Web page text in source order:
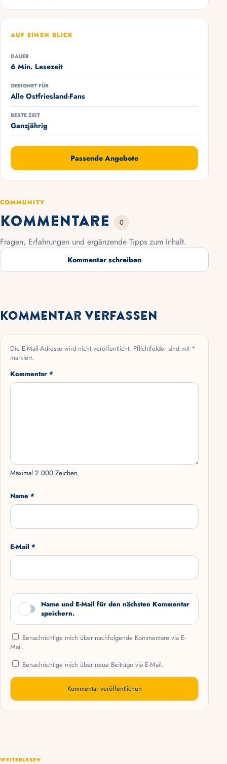
AUF EINEN BLICK
DAUER
6 Min. Lesezeit
GEEIGNET FÜR
Alle Ostfriesland-Fans
BESTE ZEIT
Ganzjährig
Passende Angebote
COMMUNITY
Kommentare 0
Fragen, Erfahrungen und ergänzende Tipps zum Inhalt.
Kommentar schreiben
Kommentar verfassen
Die E-Mail-Adresse wird nicht veröffentlicht. Pflichtfelder sind mit *
markiert.
Kommentar *
Maximal 2.000 Zeichen.
Name *
E-Mail *
Name und E-Mail für den nächsten Kommentar
speichern.
Benachrichtige mich über nachfolgende Kommentare via E-
Mail.
Benachrichtige mich über neue Beiträge via E-Mail.
WEITERLESEN